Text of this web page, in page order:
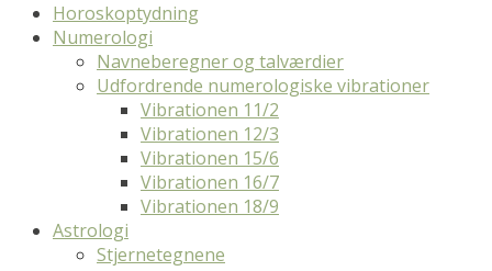
Horoskoptydning
Numerologi
Navneberegner og talværdier
Udfordrende numerologiske vibrationer
Vibrationen 11/2
Vibrationen 12/3
Vibrationen 15/6
Vibrationen 16/7
Vibrationen 18/9
Astrologi
Stjernetegnene